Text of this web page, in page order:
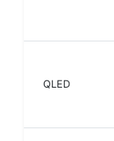
QLED